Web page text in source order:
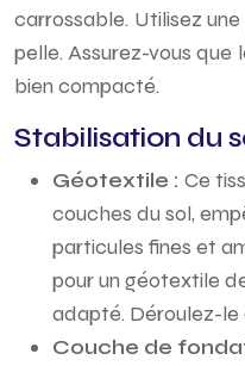
carrossable. Utilisez
pelle. Assurez-vous
bien compacté.
Stabilisation du
Géotextile : Ce
couches du sol,
particules fines et
pour un géotextile
adapté. Déroulez-le
Couche de